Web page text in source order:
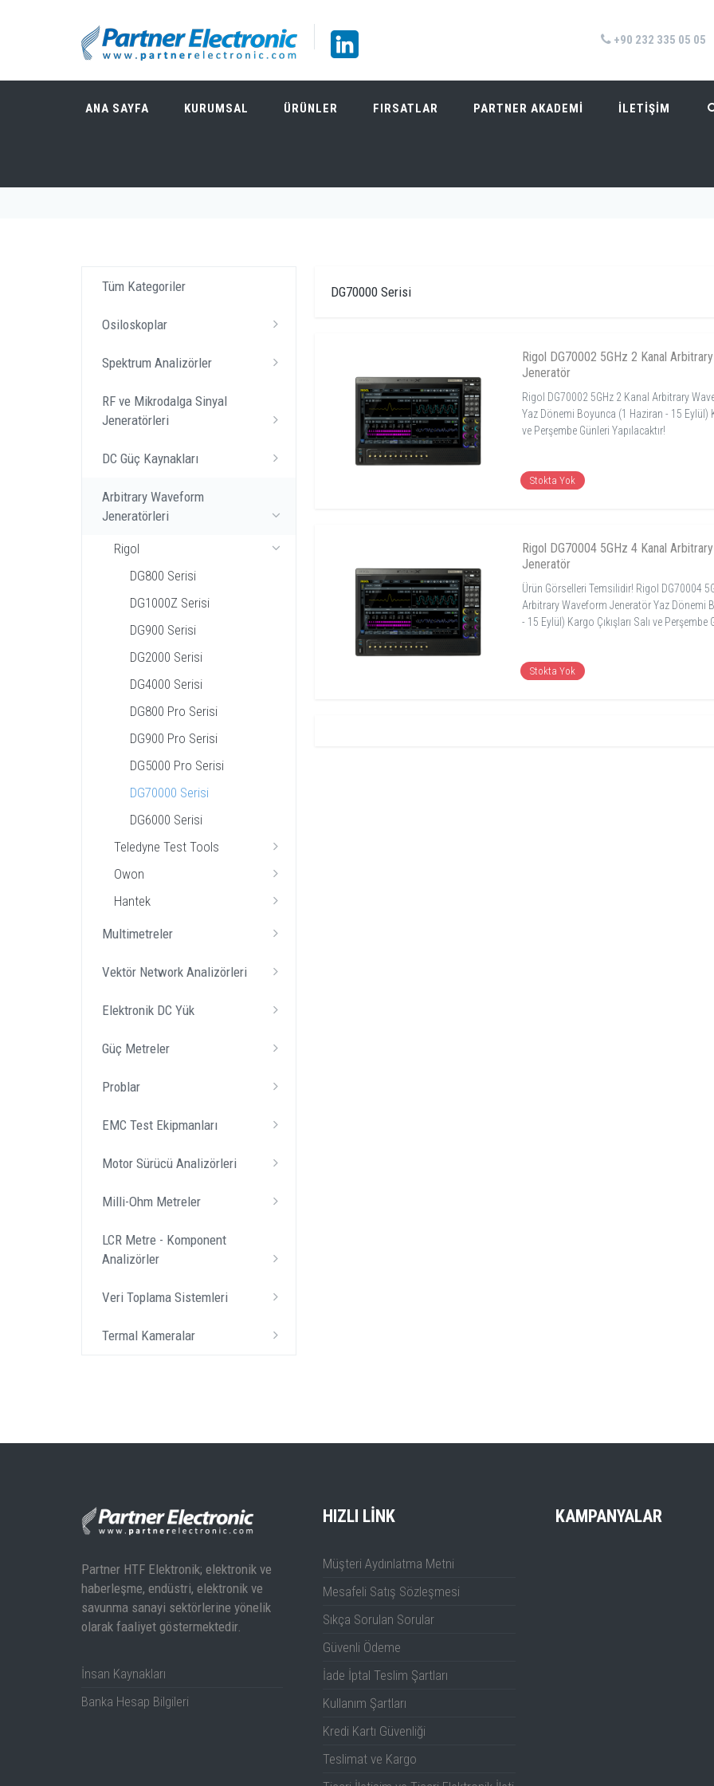
+90 232 335 05 05
ANA SAYFA KURUMSAL ÜRÜNLER FIRSATLAR PARTNER AKADEMİ İLETİŞİM
Tüm Kategoriler
Osiloskoplar
Spektrum Analizörler
RF ve Mikrodalga Sinyal
Jeneratörleri
DC Güç Kaynakları
Arbitrary Waveform
Jeneratörleri
Rigol
DG800 Serisi
DG1000Z Serisi
DG900 Serisi
DG2000 Serisi
DG4000 Serisi
DG800 Pro Serisi
DG900 Pro Serisi
DG5000 Pro Serisi
DG70000 Serisi
DG6000 Serisi
Teledyne Test Tools
Owon
Hantek
Multimetreler
Vektör Network Analizörleri
Elektronik DC Yük
Güç Metreler
Problar
EMC Test Ekipmanları
Motor Sürücü Analizörleri
Milli-Ohm Metreler
LCR Metre - Komponent
Analizörler
Veri Toplama Sistemleri
Termal Kameralar
DG70000 Serisi
Stokta Yok
Rigol DG70002 5GHz 2 Kanal
Jeneratör
Rigol DG70002 5GHz 2 Kanal Arbitrary
Yaz Dönemi Boyunca (1 Haziran - 15 Eylül)
ve Perşembe Günleri Yapılacaktır!
Stokta Yok
Rigol DG70004 5GHz 4 Kanal
Jeneratör
Ürün Görselleri Temsilidir! Rigol DG70004
Arbitrary Waveform Jeneratör Yaz Dönemi
- 15 Eylül) Kargo Çıkışları Salı ve Perşembe
Partner HTF Elektronik; elektronik ve
haberleşme, endüstri, elektronik ve
savunma sanayi sektörlerine yönelik
olarak faaliyet göstermektedir.
İnsan Kaynakları
Banka Hesap Bilgileri
HIZLI LINK
Müşteri Aydınlatma Metni
Mesafeli Satış Sözleşmesi
Sıkça Sorulan Sorular
Güvenli Ödeme
İade İptal Teslim Şartları
Kullanım Şartları
Kredi Kartı Güvenliği
Teslimat ve Kargo
KAMPANYALAR